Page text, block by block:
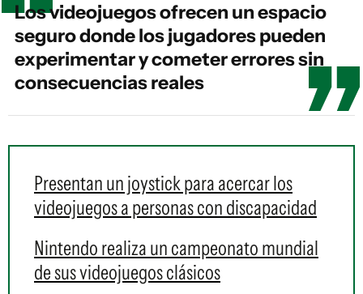
Los videojuegos ofrecen un espacio
seguro donde los jugadores pueden
experimentar y cometer errores sin
consecuencias reales
Presentan un joystick para acercar los
videojuegos a personas con discapacidad
Nintendo realiza un campeonato mundial
de sus videojuegos clásicos